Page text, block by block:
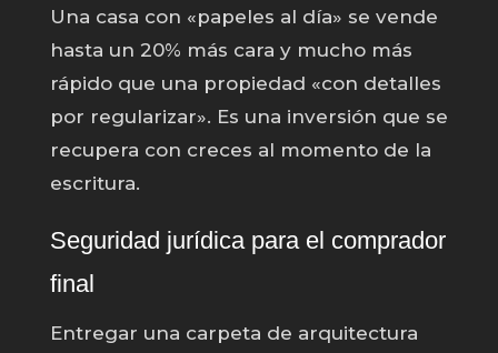
Una casa con «papeles al día» se vende
hasta un 20% más cara y mucho más
rápido que una propiedad «con detalles
por regularizar». Es una inversión que se
recupera con creces al momento de la
escritura.
Seguridad jurídica para el comprador
final
Entregar una carpeta de arquitectura